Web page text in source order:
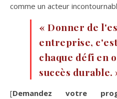
comme un acteur
« Donner de
entreprise,
chaque défi en
succès durable.
[Demandez votre